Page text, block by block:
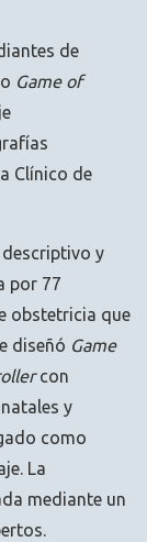
de
Game of
Clínico de
y
por 77
obstetricia que
diseñó Game
con
y
como
La
mediante un